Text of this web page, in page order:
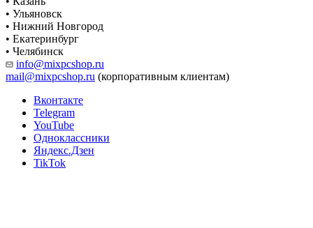
• Ульяновск
• Нижний Новгород
• Екатеринбург
• Челябинск
info@mixpcshop.ru
mail@mixpcshop.ru (корпоративным клиентам)
Вконтакте
Telegram
YouTube
Одноклассники
Яндекс.Дзен
TikTok